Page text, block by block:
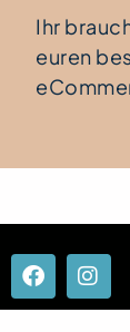
Ihr
euren